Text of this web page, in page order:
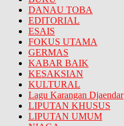
DANAU TOBA
EDITORIAL
ESAIS
FOKUS UTAMA
GERMAS
KABAR BAIK
KESAKSIAN
KULTURAL
Lagu Karangan Djaendar
LIPUTAN KHUSUS
LIPUTAN UMUM